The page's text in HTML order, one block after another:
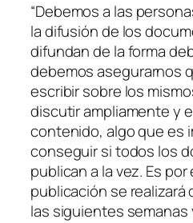
“Debemos a las
la difusión de los
difundan de la forma
debemos asegurarnos
escribir sobre los
discutir ampliamente y
contenido, algo que es
conseguir si todos los
publican a la vez. Es por
publicación se realizará
las siguientes semanas